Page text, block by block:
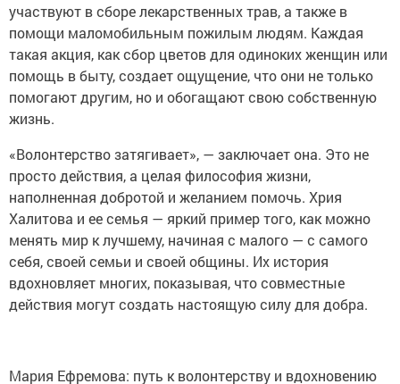
участвуют в сборе лекарственных трав, а также в
помощи маломобильным пожилым людям. Каждая
такая акция, как сбор цветов для одиноких женщин или
помощь в быту, создает ощущение, что они не только
помогают другим, но и обогащают свою собственную
жизнь.
«Волонтерство затягивает», — заключает она. Это не
просто действия, а целая философия жизни,
наполненная добротой и желанием помочь. Хрия
Халитова и ее семья — яркий пример того, как можно
менять мир к лучшему, начиная с малого — с самого
себя, своей семьи и своей общины. Их история
вдохновляет многих, показывая, что совместные
действия могут создать настоящую силу для добра.
Мария Ефремова: путь к волонтерству и вдохновению